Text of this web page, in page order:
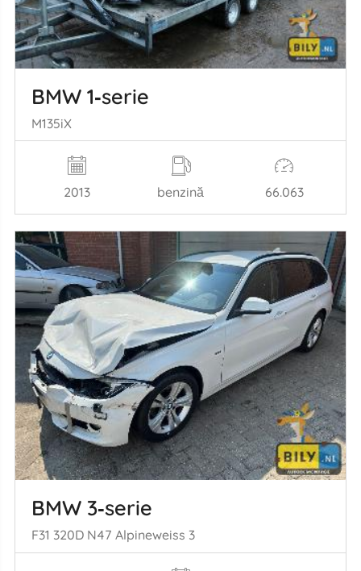
BMW 1‑serie
M135iX
2013 benzină 66.063
BMW 3‑serie
F31 320D N47 Alpineweiss 3